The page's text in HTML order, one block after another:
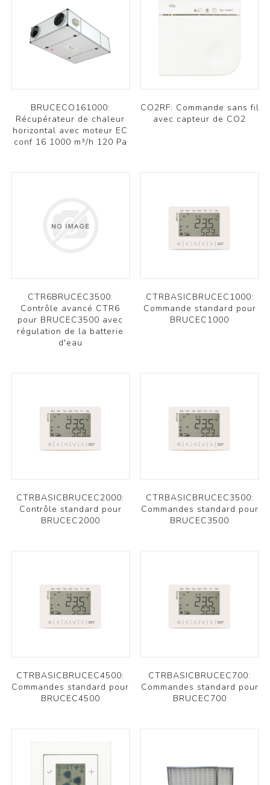
BRUCECO161000:
Récupérateur de chaleur
horizontal avec moteur EC
conf 16 1000 m³/h 120 Pa
CO2RF: Commande sans fil
avec capteur de CO2
CTR6BRUCEC3500:
Contrôle avancé CTR6
pour BRUCEC3500 avec
régulation de la batterie
d'eau
CTRBASICBRUCEC1000:
Commande standard pour
BRUCEC1000
CTRBASICBRUCEC2000:
Contrôle standard pour
BRUCEC2000
CTRBASICBRUCEC3500:
Commandes standard pour
BRUCEC3500
CTRBASICBRUCEC4500:
Commandes standard pour
BRUCEC4500
CTRBASICBRUCEC700:
Commandes standard pour
BRUCEC700